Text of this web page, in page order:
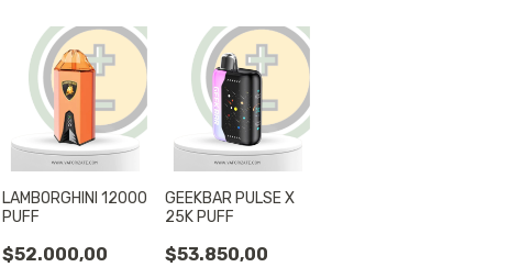
LAMBORGHINI 12000
PUFF
$52.000,00
GEEKBAR PULSE X
25K PUFF
$53.850,00